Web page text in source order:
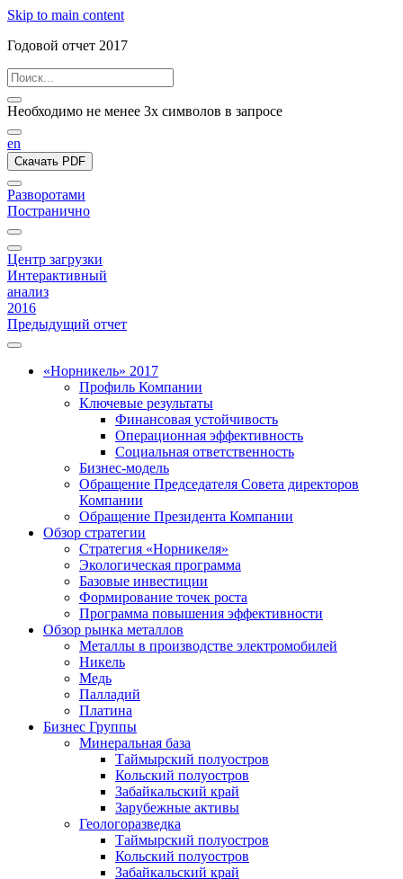
Skip to main content
Годовой отчет 2017
Необходимо не менее 3х символов в запросе
en
Скачать PDF
Разворотами
Постранично
Центр загрузки
Интерактивный
анализ
2016
Предыдущий отчет
«Норникель» 2017
Профиль Компании
Ключевые результаты
Финансовая устойчивость
Операционная эффективность
Социальная ответственность
Бизнес-модель
Обращение Председателя Совета директоров
Компании
Обращение Президента Компании
Обзор стратегии
Стратегия «Норникеля»
Экологическая программа
Базовые инвестиции
Формирование точек роста
Программа повышения эффективности
Обзор рынка металлов
Металлы в производстве электромобилей
Никель
Медь
Палладий
Платина
Бизнес Группы
Минеральная база
Таймырский полуостров
Кольский полуостров
Забайкальский край
Зарубежные активы
Геологоразведка
Таймырский полуостров
Кольский полуостров
Забайкальский край